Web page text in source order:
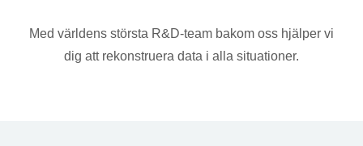
Med världens största R&D-team bakom oss hjälper vi
dig att rekonstruera data i alla situationer.